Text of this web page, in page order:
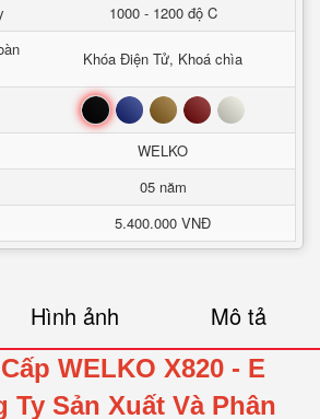
1000 - 1200 độ C
Khóa Điện Tử, Khoá chìa
Đen Xanh Nâu Đỏ Trắng
WELKO
05 năm
5.400.000 VNĐ
Hình ảnh Mô tả
WELKO X820 - E
Ty Sản Xuất Và Phân